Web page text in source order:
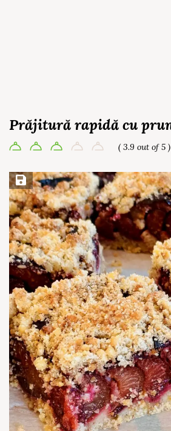
Prăjitură rapidă cu
( 3.9 out of 5 )
Save Recipe